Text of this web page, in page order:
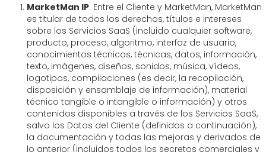
MarketMan IP. Entre el Cliente y MarketMan, MarketMan
es titular de todos los derechos, títulos e intereses
sobre los Servicios SaaS (incluido cualquier software,
producto, proceso, algoritmo, interfaz de usuario,
conocimientos técnicos, técnicas, datos, información,
texto, imágenes, diseños, sonidos, música, vídeos,
logotipos, compilaciones (es decir, la recopilación,
disposición y ensamblaje de información), material
técnico tangible o intangible o información) y otros
contenidos disponibles a través de los Servicios SaaS,
salvo los Datos del Cliente (definidos a continuación),
la documentación y todas las mejoras y derivados de
lo anterior (incluidos todos los secretos comerciales y